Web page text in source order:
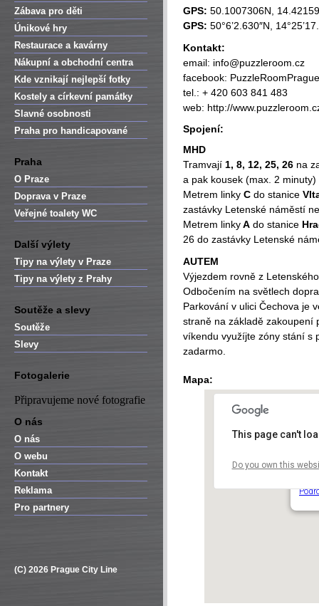
Zábava pro děti
Únikové hry
Restaurace a kavárny
Nákupní a obchodní centra
Kde vznikají nejlepší fotky
Kostely a církevní památky
Slavné osobnosti
Praha pro handicapované
Praha
O Praze
Doprava v Praze
Veřejné toalety WC
Další výlety
Tipy na výlety v Praze
Tipy na výlety z Prahy
Soutěže a slevy
Soutěže
Slevy
Fotogalerie
Připravujeme nové fotografie
O nás
O nás
O webu
Kontakt
Reklama
Pro partnery
(C) 2026 Prague City Line
GPS: 50.1007306N,
GPS: 50°6’2.630″N,
Kontakt:
email: info@puzzleroom.cz
facebook: PuzzleRoomPrague
tel.: + 420 603 841 483
web: http://
Spojení:
MHD
Tramvají 1, 8, 12, 25, 26 na
a pak kousek (max. 2 minuty)
Metrem linky C do stanice
zastávky Letenské náměstí
Metrem linkyA do stanice
26 do zastávky Letenské
AUTEM
Výjezdem rovně z
Odbočením na světlech
Parkování v ulici Čechova je
straně na základě zakoupení
víkendu využíjte zóny stání s
zadarmo.
Mapa:
This page can't
Do you own this